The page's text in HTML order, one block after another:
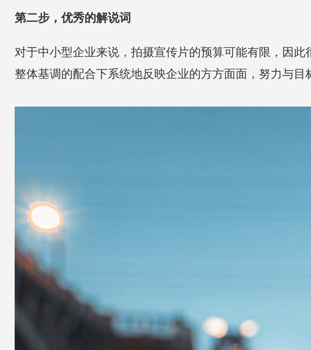
第二步，优秀的解说词
对于中小型企业来说，拍摄宣传片的预算可能有限，因
整体基调的配合下系统地反映企业的方方面面，努力与